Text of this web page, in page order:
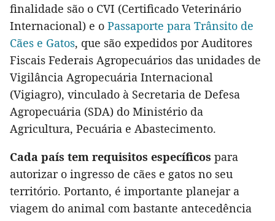
finalidade são o CVI (Certificado Veterinário
Internacional) e o Passaporte para Trânsito de
Cães e Gatos, que são expedidos por Auditores
Fiscais Federais Agropecuários das unidades de
Vigilância Agropecuária Internacional
(Vigiagro), vinculado à Secretaria de Defesa
Agropecuária (SDA) do Ministério da
Agricultura, Pecuária e Abastecimento.
Cada país tem requisitos específicos para
autorizar o ingresso de cães e gatos no seu
território. Portanto, é importante planejar a
viagem do animal com bastante antecedência